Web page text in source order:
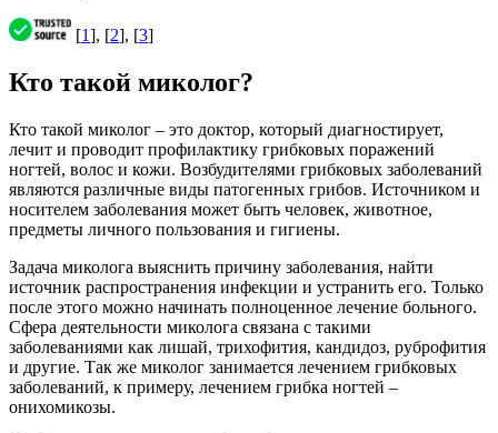
[1], [2], [3]
Кто такой миколог?
Кто такой миколог – это доктор, который диагностирует,
лечит и проводит профилактику грибковых поражений
ногтей, волос и кожи. Возбудителями грибковых заболеваний
являются различные виды патогенных грибов. Источником и
носителем заболевания может быть человек, животное,
предметы личного пользования и гигиены.
Задача миколога выяснить причину заболевания, найти
источник распространения инфекции и устранить его. Только
после этого можно начинать полноценное лечение больного.
Сфера деятельности миколога связана с такими
заболеваниями как лишай, трихофития, кандидоз, руброфития
и другие. Так же миколог занимается лечением грибковых
заболеваний, к примеру, лечением грибка ногтей –
онихомикозы.